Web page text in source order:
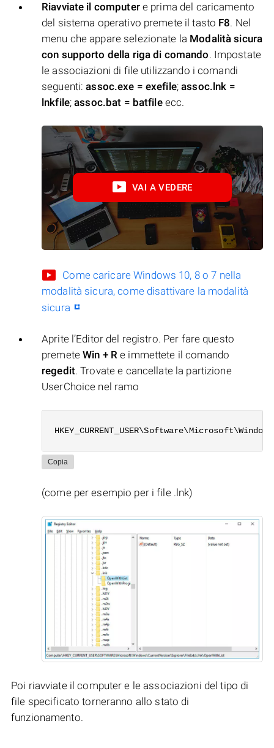
Riavviate il computere prima del caricamento
del sistema operativo premete il tasto F8. Nel
menu che appare selezionate la Modalità sicura
con supporto della riga di comando. Impostate
le associazioni di file utilizzando i comandi
seguenti:assoc.exe = exefile;assoc.lnk =
lnkfile;assoc.bat = batfileecc.
VAI A VEDERE
Come caricare Windows 10, 8 o 7 nella
modalità sicura, come disattivare la modalità
sicura
Aprite l’Editor del registro. Per fare questo
premeteWin + R e immettete il comando
regedit. Trovate e cancellate la partizione
UserChoice nel ramo
Copia
(come per esempio per i file .lnk)
Poi riavviate il computer e le associazioni del tipo di
file specificato torneranno allo stato di
funzionamento.